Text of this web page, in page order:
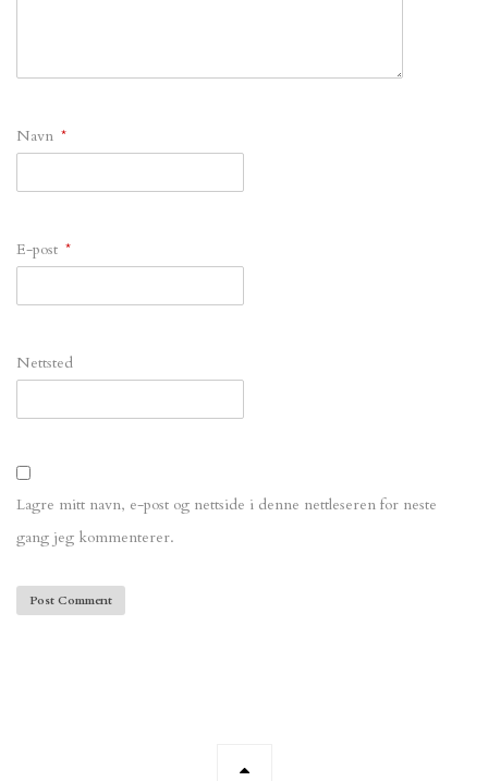
Navn *
E-post *
Nettsted
Lagre mitt navn, e-post og nettside i denne nettleseren for neste
gang jeg kommenterer.